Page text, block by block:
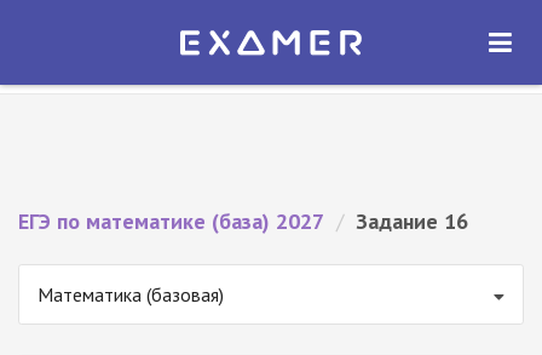
Экзамер — ЕГЭ 2027
ОТКРЫТЬ
ЕГЭ по математике (база) 2027 / Задание 16
Математика (базовая)